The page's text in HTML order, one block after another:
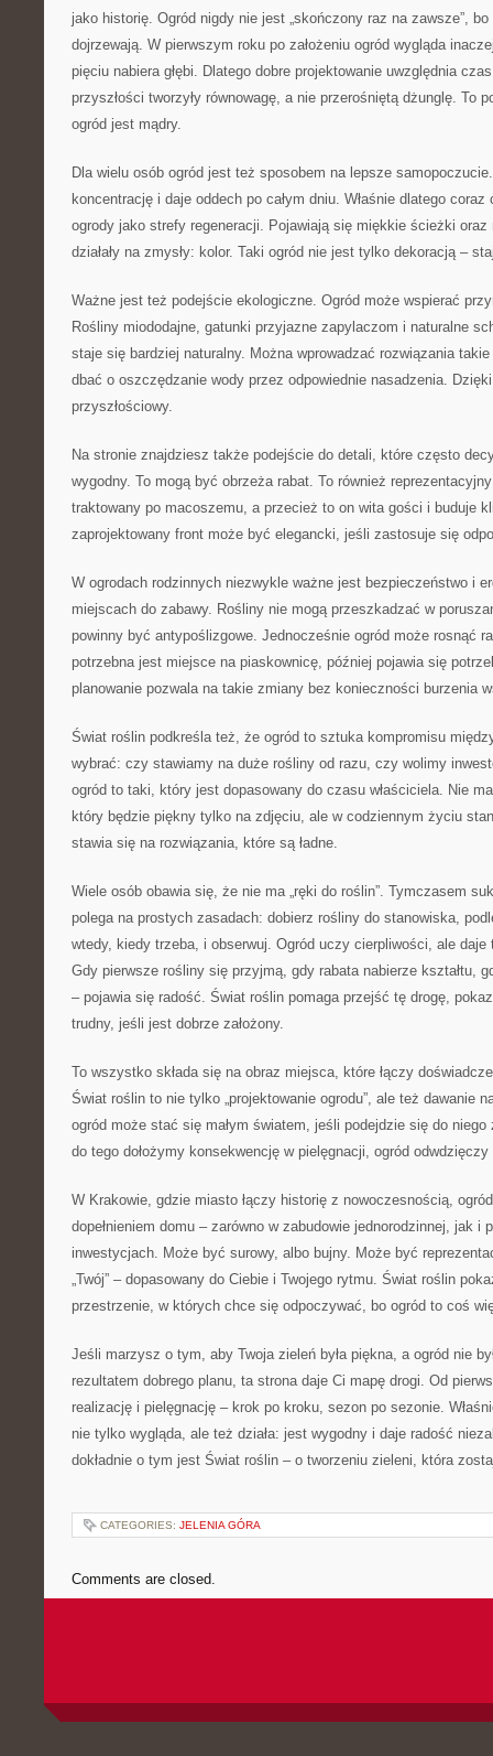
jako historię. Ogród nigdy nie jest „skończony raz na zawsze”,
dojrzewają. W pierwszym roku po założeniu ogród wygląda
pięciu nabiera głębi. Dlatego dobre projektowanie uwzględnia
przyszłości tworzyły równowagę, a nie przerośniętą dżunglę. To
ogród jest mądry.
Dla wielu osób ogród jest też sposobem na lepsze
koncentrację i daje oddech po całym dniu. Właśnie dlatego
ogrody jako strefy regeneracji. Pojawiają się miękkie ścieżki
działały na zmysły: kolor. Taki ogród nie jest tylko dekoracją –
Ważne jest też podejście ekologiczne. Ogród może wspierać
Rośliny miododajne, gatunki przyjazne zapylaczom i naturalne
staje się bardziej naturalny. Można wprowadzać rozwiązania
dbać o oszczędzanie wody przez odpowiednie nasadzenia.
przyszłościowy.
Na stronie znajdziesz także podejście do detali, które często
wygodny. To mogą być obrzeża rabat. To również
traktowany po macoszemu, a przecież to on wita gości i buduje
zaprojektowany front może być elegancki, jeśli zastosuje się
W ogrodach rodzinnych niezwykle ważne jest bezpieczeństwo i
miejscach do zabawy. Rośliny nie mogą przeszkadzać w
powinny być antypoślizgowe. Jednocześnie ogród może rosnąć
potrzebna jest miejsce na piaskownicę, później pojawia się
planowanie pozwala na takie zmiany bez konieczności burzenia
Świat roślin podkreśla też, że ogród to sztuka kompromisu
wybrać: czy stawiamy na duże rośliny od razu, czy wolimy
ogród to taki, który jest dopasowany do czasu właściciela. Nie
który będzie piękny tylko na zdjęciu, ale w codziennym życiu
stawia się na rozwiązania, które są ładne.
Wiele osób obawia się, że nie ma „ręki do roślin”. Tymczasem
polega na prostych zasadach: dobierz rośliny do stanowiska,
wtedy, kiedy trzeba, i obserwuj. Ogród uczy cierpliwości, ale
Gdy pierwsze rośliny się przyjmą, gdy rabata nabierze kształtu,
– pojawia się radość. Świat roślin pomaga przejść tę drogę,
trudny, jeśli jest dobrze założony.
To wszystko składa się na obraz miejsca, które łączy
Świat roślin to nie tylko „projektowanie ogrodu”, ale też dawanie
ogród może stać się małym światem, jeśli podejdzie się do
do tego dołożymy konsekwencję w pielęgnacji, ogród
W Krakowie, gdzie miasto łączy historię z nowoczesnością,
dopełnieniem domu – zarówno w zabudowie jednorodzinnej, jak i
inwestycjach. Może być surowy, albo bujny. Może być
„Twój” – dopasowany do Ciebie i Twojego rytmu. Świat roślin
przestrzenie, w których chce się odpoczywać, bo ogród to coś
Jeśli marzysz o tym, aby Twoja zieleń była piękna, a ogród nie
rezultatem dobrego planu, ta strona daje Ci mapę drogi. Od
realizację i pielęgnację – krok po kroku, sezon po sezonie.
nie tylko wygląda, ale też działa: jest wygodny i daje radość
dokładnie o tym jest Świat roślin – o tworzeniu zieleni, która
CATEGORIES: JELENIA GÓRA
Comments are closed.